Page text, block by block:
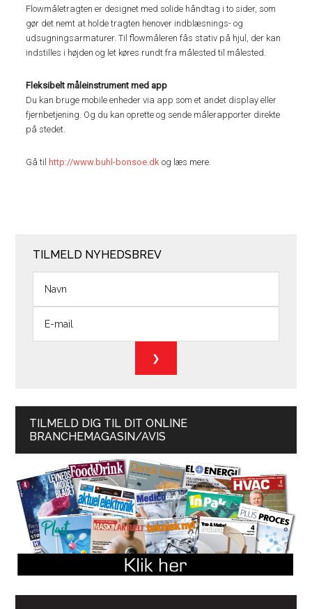
Flowmåletragten er designet med solide håndtag i to sider, som
gør det nemt at holde tragten henover indblæsnings- og
udsugningsarmaturer. Til flowmåleren fås stativ på hjul, der kan
indstilles i højden og let køres rundt fra målested til målested.
Fleksibelt måleinstrument med app
Du kan bruge mobile enheder via app som et andet display eller
fjernbetjening. Og du kan oprette og sende målerapporter direkte
på stedet.
Gå til http://www.buhl-bonsoe.dk og læs mere.
TILMELD NYHEDSBREV
TILMELD DIG TIL DIT ONLINE
BRANCHEMAGASIN/AVIS